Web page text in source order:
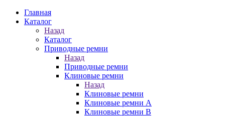
Главная
Каталог
Назад
Каталог
Приводные ремни
Назад
Приводные ремни
Клиновые ремни
Назад
Клиновые ремни
Клиновые ремни A
Клиновые ремни B